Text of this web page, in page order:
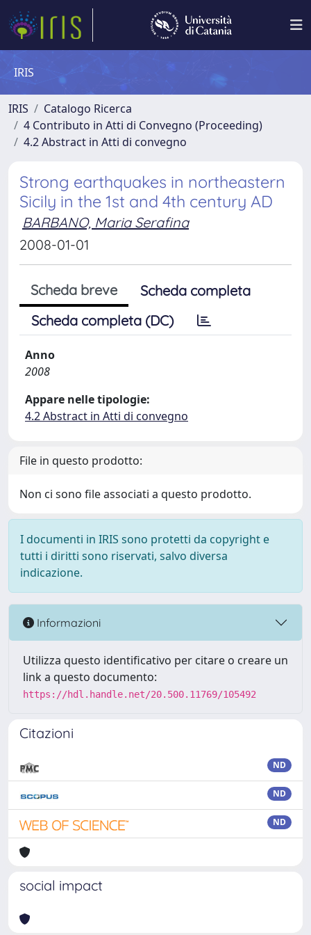
IRIS
IRIS
Catalogo Ricerca
4 Contributo in Atti di Convegno (Proceeding)
4.2 Abstract in Atti di convegno
Strong earthquakes in northeastern
Sicily in the 1st and 4th century AD
BARBANO, Maria Serafina
2008-01-01
Scheda breve
Scheda completa
Scheda completa (DC)
Anno
2008
Appare nelle tipologie:
4.2 Abstract in Atti di convegno
File in questo prodotto:
Non ci sono file associati a questo prodotto.
I documenti in IRIS sono protetti da copyright e
tutti i diritti sono riservati, salvo diversa
indicazione.
Informazioni
Utilizza questo identificativo per citare o creare un
link a questo documento:
https://hdl.handle.net/20.500.11769/105492
Citazioni
ND
ND
ND
social impact